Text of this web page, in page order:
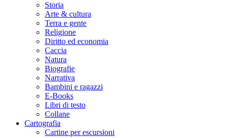
Storia
Arte & cultura
Terra e gente
Religione
Diritto ed economia
Caccia
Natura
Biografie
Narrativa
Bambini e ragazzi
E-Books
Libri di testo
Collane
Cartografia
Cartine per escursioni